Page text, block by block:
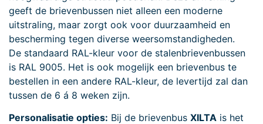
geeft de brievenbussen niet alleen een moderne
uitstraling, maar zorgt ook voor duurzaamheid en
bescherming tegen diverse weersomstandigheden.
De standaard RAL-kleur voor de stalenbrievenbussen
is RAL 9005. Het is ook mogelijk een brievenbus te
bestellen in een andere RAL-kleur, de levertijd zal dan
tussen de 6 á 8 weken zijn.
Personalisatie opties: Bij de brievenbus XILTA is het